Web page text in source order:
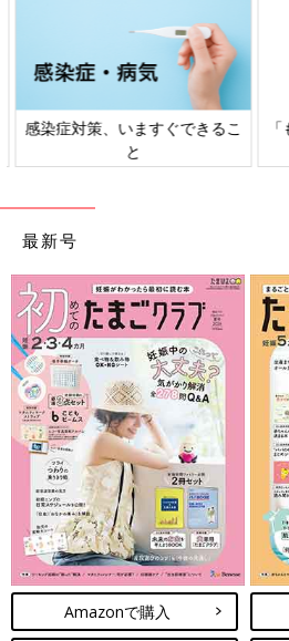
感染症対策、いますぐできるこ
と
最新号
Amazonで購入